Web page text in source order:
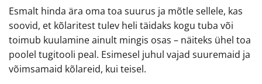
Esmalt hinda ära oma toa suurus ja mõtle sellele, kas
soovid, et kõlaritest tulev heli täidaks kogu tuba või
toimub kuulamine ainult mingis osas – näiteks ühel toa
poolel tugitooli peal. Esimesel juhul vajad suuremaid ja
võimsamaid kõlareid, kui teisel.